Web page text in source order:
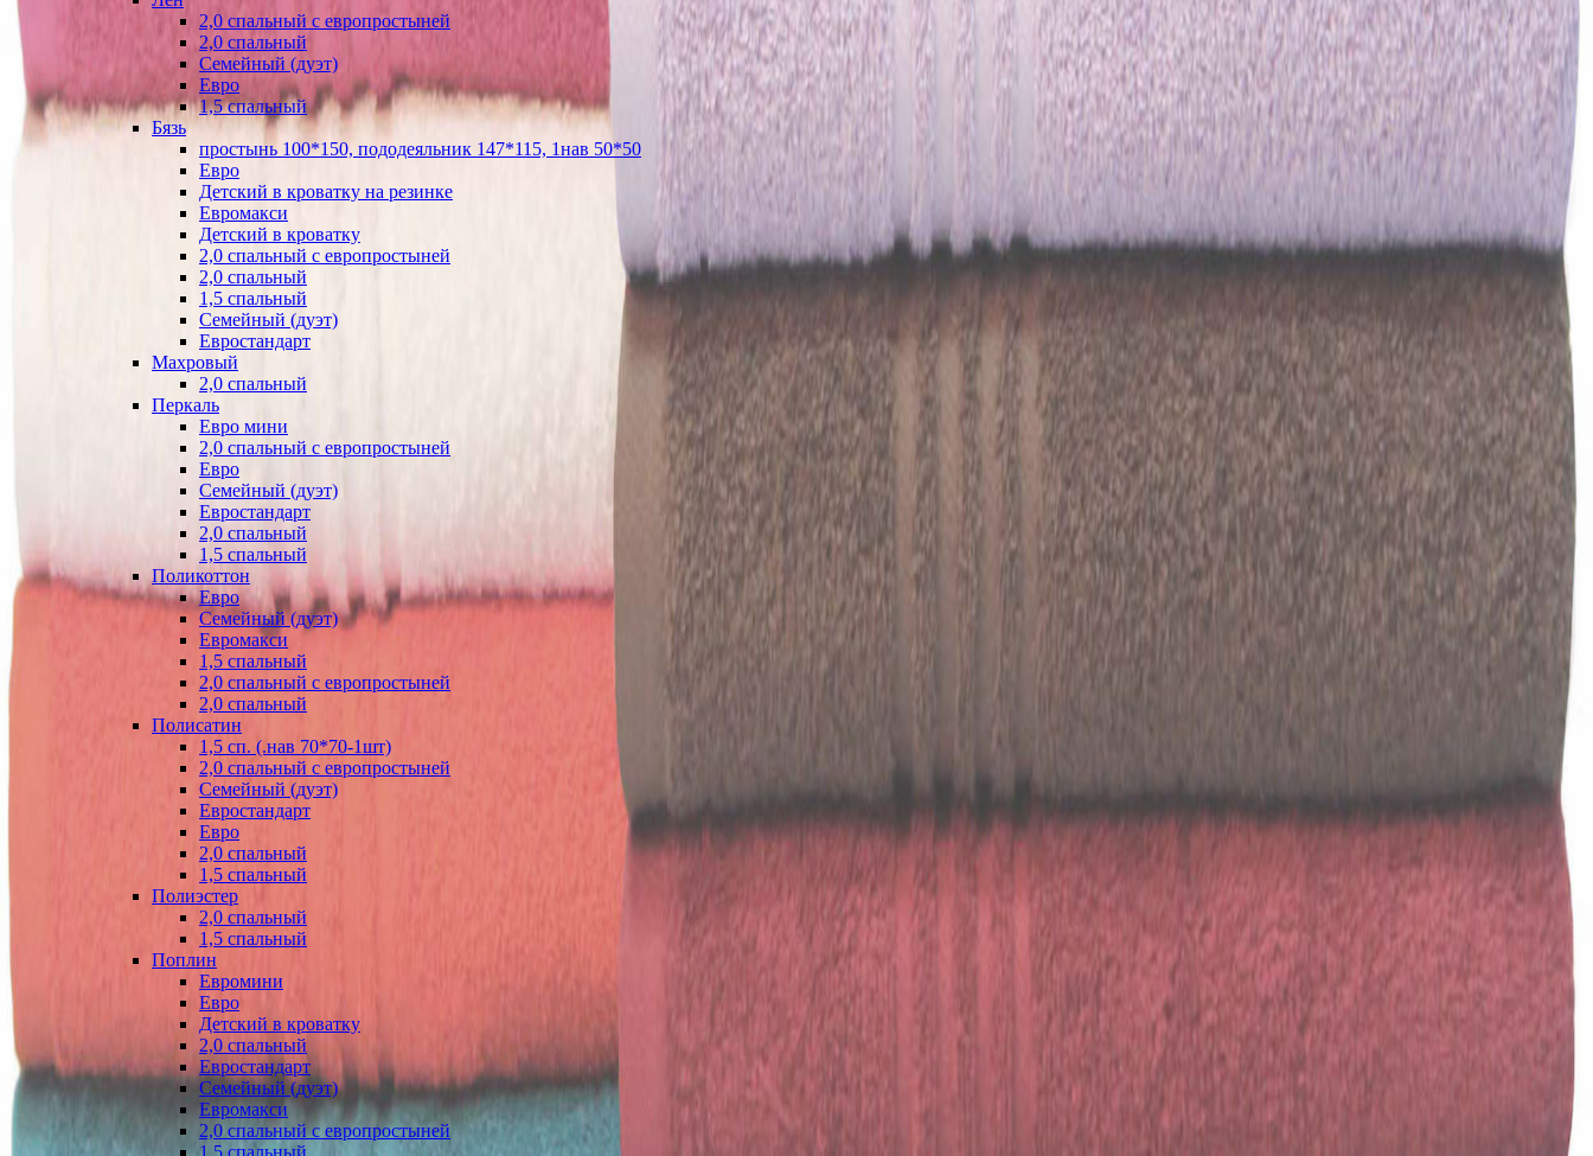
2,0 спальный с европростыней
2,0 спальный
Семейный (дуэт)
Евро
1,5 спальный
Бязь
простынь 100*150, пододеяльник 147*115, 1нав 50*50
Евро
Детский в кроватку на резинке
Евромакси
Детский в кроватку
2,0 спальный с европростыней
2,0 спальный
1,5 спальный
Семейный (дуэт)
Евростандарт
Махровый
2,0 спальный
Перкаль
Евро мини
2,0 спальный с европростыней
Евро
Семейный (дуэт)
Евростандарт
2,0 спальный
1,5 спальный
Поликоттон
Евро
Семейный (дуэт)
Евромакси
1,5 спальный
2,0 спальный с европростыней
2,0 спальный
Полисатин
1,5 сп. (.нав 70*70-1шт)
2,0 спальный с европростыней
Семейный (дуэт)
Евростандарт
Евро
2,0 спальный
1,5 спальный
Полиэстер
2,0 спальный
1,5 спальный
Поплин
Евромини
Евро
Детский в кроватку
2,0 спальный
Евростандарт
Семейный (дуэт)
Евромакси
2,0 спальный с европростыней